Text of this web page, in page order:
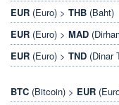
EUR (Euro) > THB (Baht)
EUR (Euro) > MAD
EUR (Euro) > TND (Dinar
BTC (Bitcoin) > EUR